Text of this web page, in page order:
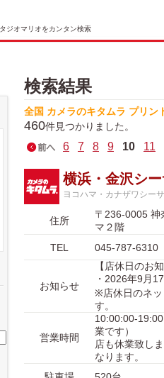
ジオマリオをカンタン検索
検索結果
全国 カメラのキタムラ プリン
460件見つかりました。
6 7 8 9 10 11
横浜・金沢シ
ヨコハマ・カナザワシー
住所
〒236-0005
マ２階
TEL
045-787-6310
お知らせ
【店休日のお
・2026年9月
※店休日のネッ
す。
営業時間
10:00:00-
業です）
店も休業致し
なります。